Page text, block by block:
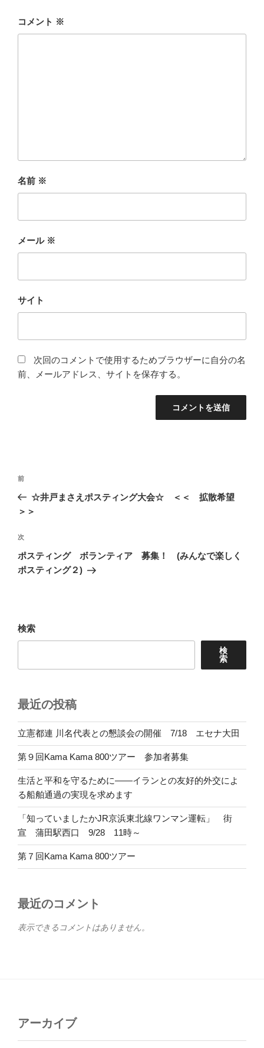
コメント ※
名前 ※
メール ※
サイト
次回のコメントで使用するためブラウザーに自分の名
前、メールアドレス、サイトを保存する。
投
ゲ
ー
シ
前
の
投
前
☆井戸まさえポスティング大会☆ ＜＜ 拡散希望
＞＞
次
の
投
次
ポスティング ボランティア 募集！ (みんなで楽しく
ポスティング２)
検索
検
索
最近の投稿
立憲都連 川名代表との懇談会の開催 7/18 エセナ大田
第９回Kama Kama 800ツアー 参加者募集
生活と平和を守るために――イランとの友好的外交によ
る船舶通過の実現を求めます
「知っていましたかJR京浜東北線ワンマン運転」 街
宣 蒲田駅西口 9/28 11時～
第７回Kama Kama 800ツアー
最近のコメント
表示できるコメントはありません。
アーカイブ